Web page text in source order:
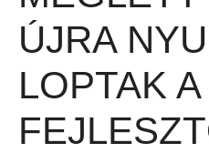
ÚJRA
LOPTAK A